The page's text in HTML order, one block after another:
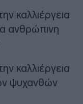
καλλιέργεια
ανθρώπινη
καλλιέργεια
ψυχανθών